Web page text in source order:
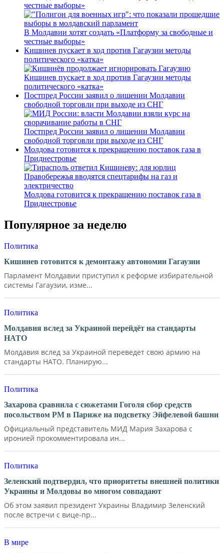
честные выборы»
В Молдавии хотят создать «Платформу за свободные и
честные выборы»
Кишинев пускает в ход против Гагаузии методы
политического «катка»
Кишинев пускает в ход против Гагаузии методы
политического «катка»
Постпред России заявил о лишении Молдавии
свободной торговли при выходе из СНГ
Постпред России заявил о лишении Молдавии
свободной торговли при выходе из СНГ
Молдова готовится к прекращению поставок газа в
Приднестровье
Молдова готовится к прекращению поставок газа в
Приднестровье
Популярное за неделю
Политика
Кишинев готовится к демонтажу автономии Гагаузии
Парламент Молдавии приступил к реформе избирательной
системы Гагаузии, изме...
Политика
Молдавия вслед за Украиной перейдёт на стандарты
НАТО
Молдавия вслед за Украиной переведет свою армию на
стандарты НАТО. Планирую...
Политика
Захарова сравнила с сюжетами Гоголя сбор средств
посольством РМ в Париже на подсветку Эйфелевой башни
Официальный представитель МИД Мария Захарова с
иронией прокомментировала ин...
Политика
Зеленский подтвердил, что приоритеты внешней политики
Украины и Молдовы во многом совпадают
Об этом заявил президент Украины Владимир Зеленский
после встречи с вице-пр...
В мире